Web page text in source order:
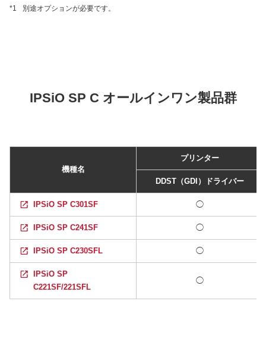
*1 別途オプションが必要です。
IPSiO SP C オールインワン製品群
機種名
プリンター
DDST（GDI）ドライバー
IPSiO SP C301SF ◯
IPSiO SP C241SF ◯
IPSiO SP C230SFL ◯
IPSiO SP
C221SF/221SFL
◯